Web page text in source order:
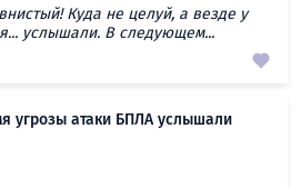
Куда не целуй, а везде у
услышали. В следующем...
угрозы атаки БПЛА услышали